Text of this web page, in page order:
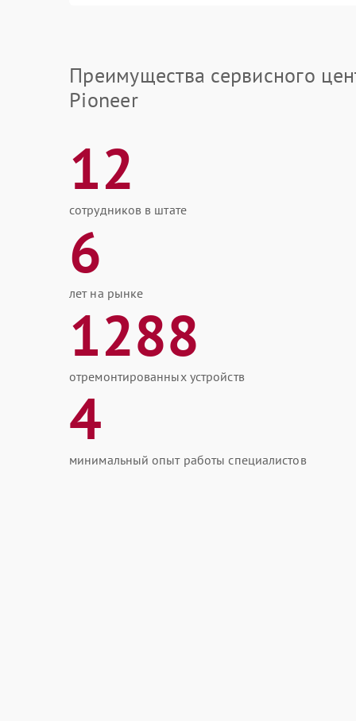
Преимущества сервисного
Pioneer
12
сотрудников в штате
6
лет на рынке
1288
отремонтированных устройств
4
минимальный опыт работы специалистов